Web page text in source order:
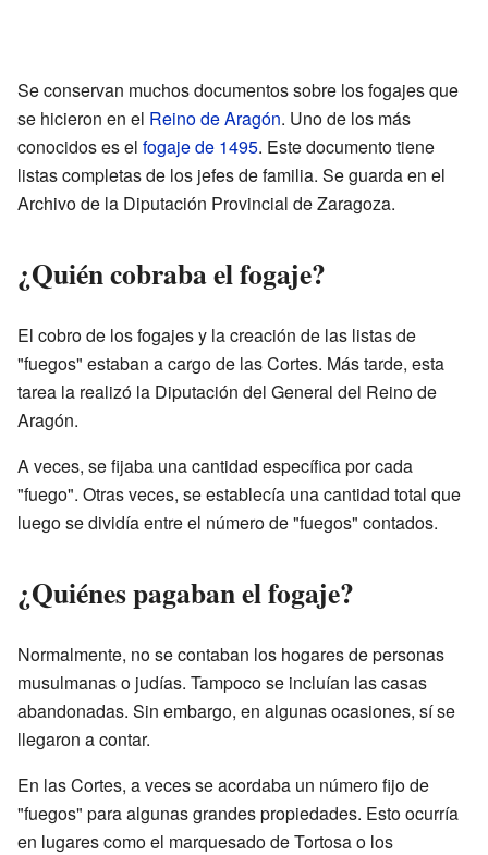
Se conservan muchos documentos sobre los fogajes que
se hicieron en el Reino de Aragón. Uno de los más
conocidos es el fogaje de 1495. Este documento tiene
listas completas de los jefes de familia. Se guarda en el
Archivo de la Diputación Provincial de Zaragoza.
¿Quién cobraba el fogaje?
El cobro de los fogajes y la creación de las listas de
"fuegos" estaban a cargo de las Cortes. Más tarde, esta
tarea la realizó la Diputación del General del Reino de
Aragón.
A veces, se fijaba una cantidad específica por cada
"fuego". Otras veces, se establecía una cantidad total que
luego se dividía entre el número de "fuegos" contados.
¿Quiénes pagaban el fogaje?
Normalmente, no se contaban los hogares de personas
musulmanas o judías. Tampoco se incluían las casas
abandonadas. Sin embargo, en algunas ocasiones, sí se
llegaron a contar.
En las Cortes, a veces se acordaba un número fijo de
"fuegos" para algunas grandes propiedades. Esto ocurría
en lugares como el marquesado de Tortosa o los